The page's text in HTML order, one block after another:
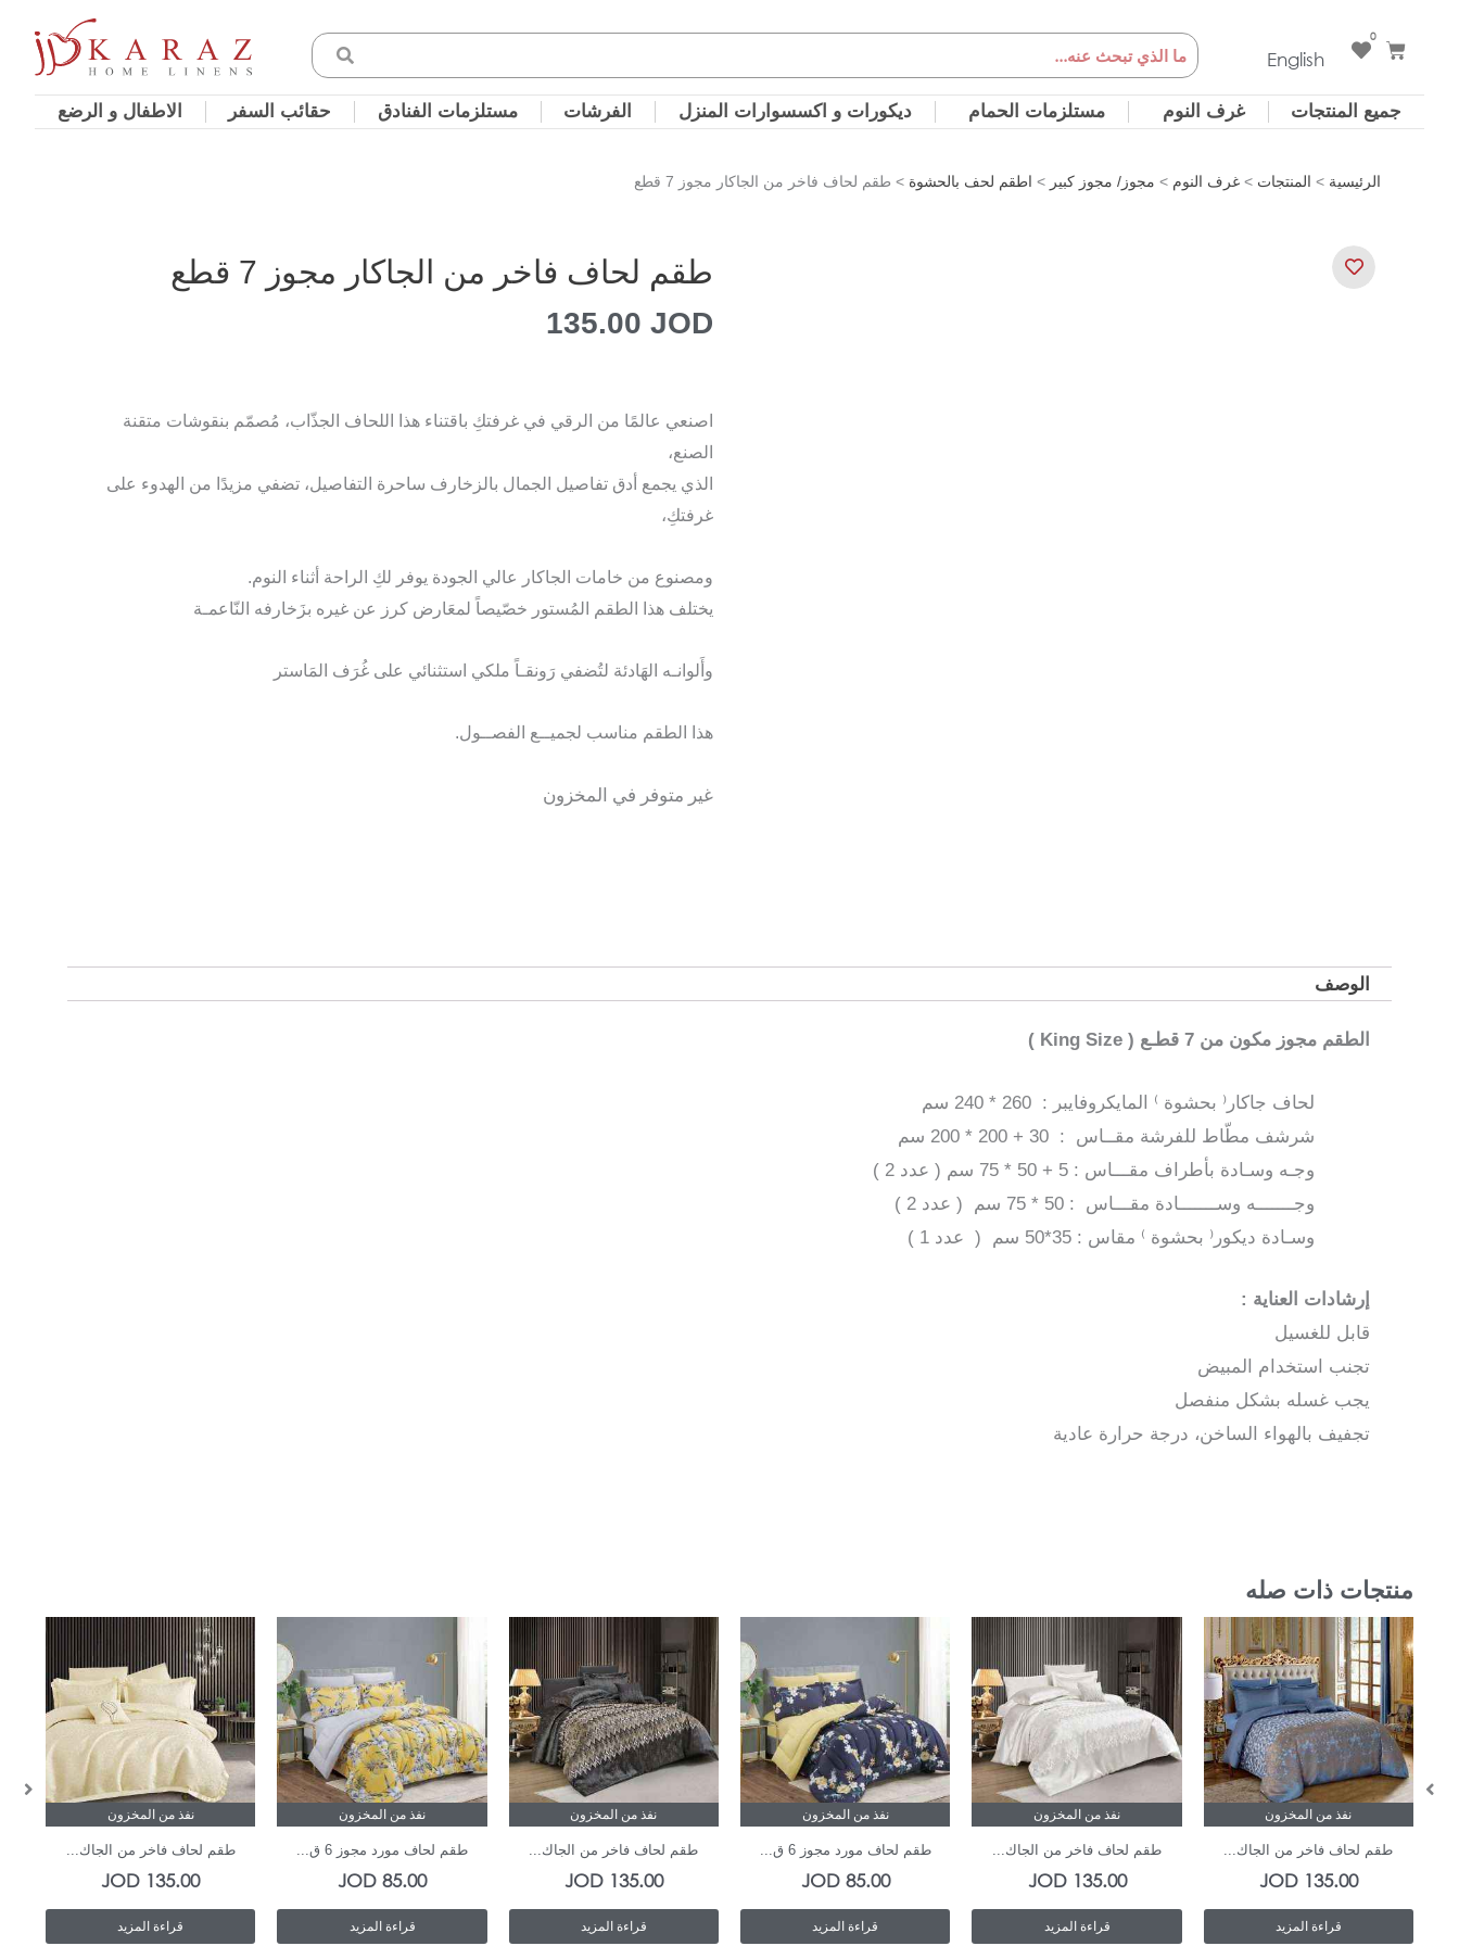
Search English
0
Cart
جميع المنتجات غرف النوم مستلزمات الحمام ديكورات و اكسسوارات المنزل الفرشات مستلزمات الفنادق حقائب السفر الاطفال و الرضع
الرئيسية > المنتجات > غرف النوم > مجوز/ مجوز كبير > اطقم لحف بالحشوة > طقم لحاف فاخر من الجاكار مجوز 7 قطع
طقم لحاف فاخر من الجاكار مجوز 7 قطع
135.00JOD
اصنعي عالمًا من الرقي في غرفتكِ باقتناء هذا اللحاف الجذّاب، مُصمّم بنقوشات متقنة
الصنع،
الذي يجمع أدق تفاصيل الجمال بالزخارف ساحرة التفاصيل، تضفي مزيدًا من الهدوء على
غرفتكِ،
ومصنوع من خامات الجاكار عالي الجودة يوفر لكِ الراحة أثناء النوم.
يختلف هذا الطقم المُستور خصّيصاً لمعَارض كرز عن غيره بزَخارفه النّاعمـة
وأَلوانـه الهَادئة لتُضفي رَونقـاً ملكي استثنائي على غُرَف المَاستر
هذا الطقم مناسب لجميــع الفصــول.
غير متوفر في المخزون
الوصف
الطقم مجوز مكون من 7 قطـع ( King Size )
لحاف جاكار⁽ بحشوة ⁾ المايكروفايبر : 260 * 240 سم
شرشف مطّاط للفرشة مقــاس : 30 + 200 * 200 سم
وجـه وسـادة بأطراف مقـــاس : 5 + 50 * 75 سم ( عدد 2 )
وجـــــــه وســـــــادة مقـــاس : 50 * 75 سم ( عدد 2 )
وسـادة ديكور⁽ بحشوة ⁾ مقاس : 35*50 سم ( عدد 1 )
إرشادات العناية :
قابل للغسيل
تجنب استخدام المبيض
يجب غسله بشكل منفصل
تجفيف بالهواء الساخن، درجة حرارة عادية
منتجات ذات صله
نفذ من المخزون
طقم لحاف فاخر من الجاك...
135.00
JOD
قراءة المزيد
نفذ من المخزون
طقم لحاف فاخر من الجاك...
135.00
JOD
قراءة المزيد
نفذ من المخزون
طقم لحاف مورد مجوز 6 ق...
85.00
JOD
قراءة المزيد
نفذ من المخزون
طقم لحاف فاخر من الجاك...
135.00
JOD
قراءة المزيد
نفذ من المخزون
طقم لحاف مورد مجوز 6 ق...
85.00
JOD
قراءة المزيد
نفذ من المخزون
طقم لحاف فاخر من الجاك...
135.00
JOD
قراءة المزيد